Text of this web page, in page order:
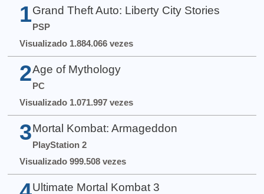
1 Grand Theft Auto: Liberty City Stories
PSP
Visualizado 1.884.066 vezes
2 Age of Mythology
PC
Visualizado 1.071.997 vezes
3 Mortal Kombat: Armageddon
PlayStation 2
Visualizado 999.508 vezes
Ultimate Mortal Kombat 3